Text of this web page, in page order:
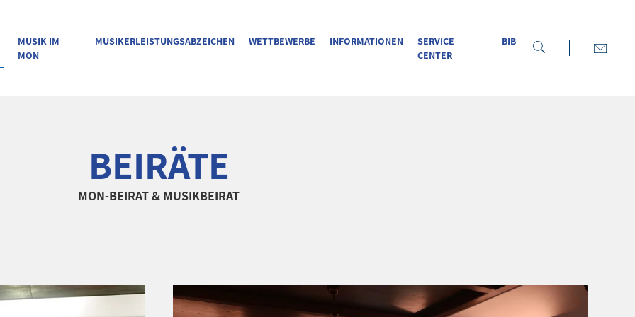
MUSIK IM
MON
MUSIKERLEISTUNGSABZEICHEN WETTBEWERBE INFORMATIONEN
SERVICE
CENTER
BIB
BEIRÄTE
MON-BEIRAT & MUSIKBEIRAT